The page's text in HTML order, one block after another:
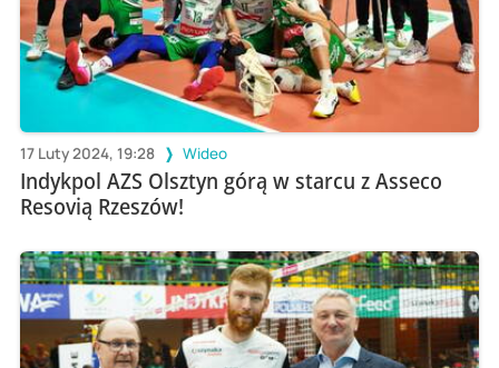
17 Luty 2024, 19:28 Wideo
Indykpol AZS Olsztyn górą w starcu z Asseco
Resovią Rzeszów!